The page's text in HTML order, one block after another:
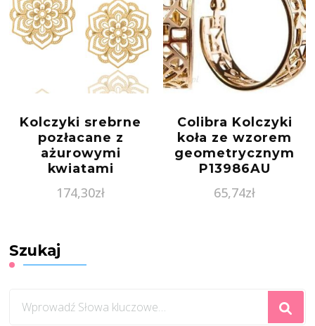
Kolczyki srebrne
pozłacane z
ażurowymi
kwiatami
174,30zł
Colibra Kolczyki
koła ze wzorem
geometrycznym
P13986AU
65,74zł
Szukaj
czegoś?